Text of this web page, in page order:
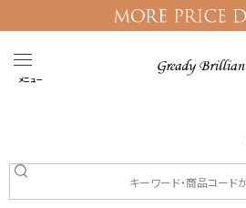
メニュー